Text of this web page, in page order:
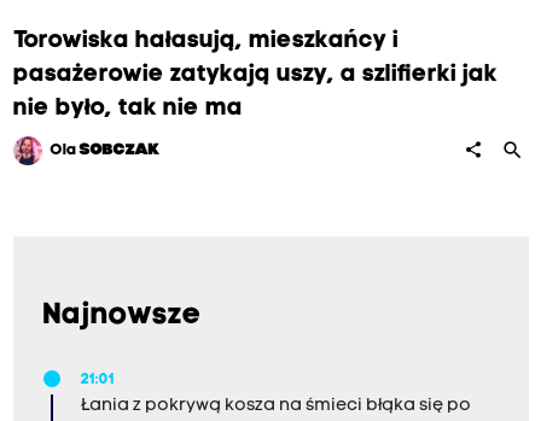
Torowiska hałasują, mieszkańcy i
pasażerowie zatykają uszy, a szlifierki jak
nie było, tak nie ma
OlaSOBCZAK share search
Najnowsze
21:01
Łania z pokrywą kosza na śmieci błąka się po